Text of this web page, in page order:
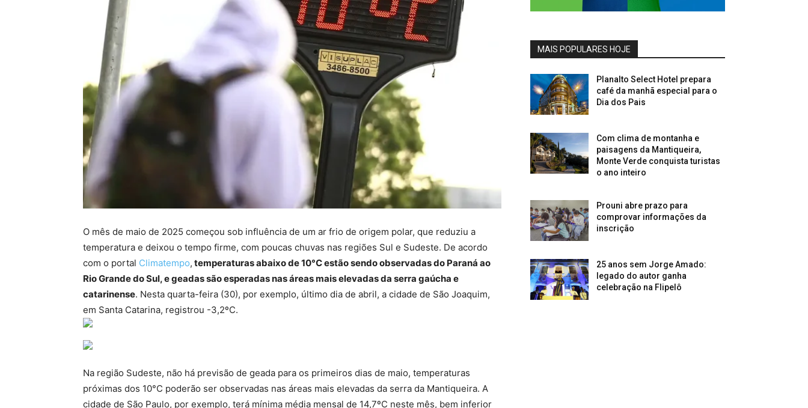
O mês de maio de 2025 começou sob influência de um ar frio de origem polar, que reduziu a
temperatura e deixou o tempo firme, com poucas chuvas nas regiões Sul e Sudeste. De acordo
com o portal Climatempo, temperaturas abaixo de 10°C estão sendo observadas do Paraná ao
Rio Grande do Sul, e geadas são esperadas nas áreas mais elevadas da serra gaúcha e
catarinense. Nesta quarta-feira (30), por exemplo, último dia de abril, a cidade de São Joaquim,
em Santa Catarina, registrou -3,2ºC.
Na região Sudeste, não há previsão de geada para os primeiros dias de maio, temperaturas
próximas dos 10°C poderão ser observadas nas áreas mais elevadas da serra da Mantiqueira. A
cidade de São Paulo, por exemplo, terá mínima média mensal de 14,7ºC neste mês, bem inferior
MAIS POPULARES HOJE
Planalto Select Hotel prepara
café da manhã especial para o
Dia dos Pais
Com clima de montanha e
paisagens da Mantiqueira,
Monte Verde conquista turistas
o ano inteiro
Prouni abre prazo para
comprovar informações da
inscrição
25 anos sem Jorge Amado:
legado do autor ganha
celebração na Flipelô